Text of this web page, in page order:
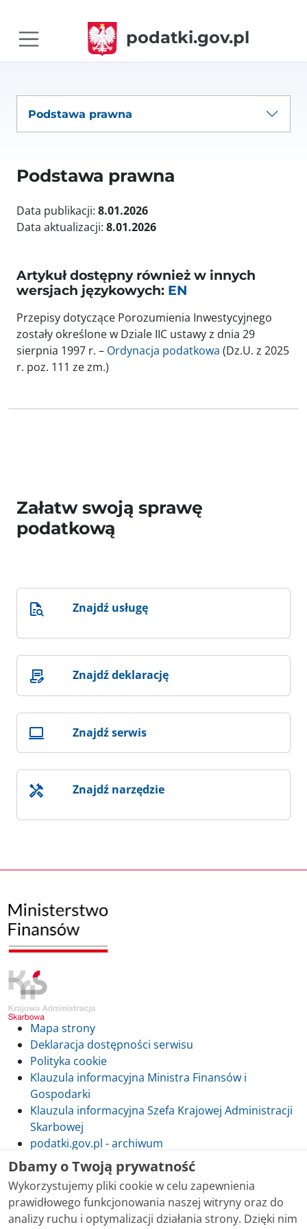
podatki.gov.pl
Podstawa prawna
Podstawa prawna
Data publikacji: 8.01.2026
Data aktualizacji: 8.01.2026
Artykuł dostępny również w innych
wersjach językowych: EN
Przepisy dotyczące Porozumienia Inwestycyjnego
zostały określone w Dziale IIC ustawy z dnia 29
sierpnia 1997 r. – Ordynacja podatkowa (Dz.U. z 2025
r. poz. 111 ze zm.)
Załatw swoją sprawę
podatkową
Znajdź usługę
Znajdź deklarację
Znajdź serwis
Znajdź narzędzie
Mapa strony
Deklaracja dostępności serwisu
Polityka cookie
Klauzula informacyjna Ministra Finansów i
Gospodarki
Klauzula informacyjna Szefa Krajowej Administracji
Skarbowej
podatki.gov.pl - archiwum
Skontaktuj się z nami
Dbamy o Twoją prywatność
Wykorzystujemy pliki cookie w celu zapewnienia
prawidłowego funkcjonowania naszej witryny oraz do
analizy ruchu i optymalizacji działania strony. Dzięki nim